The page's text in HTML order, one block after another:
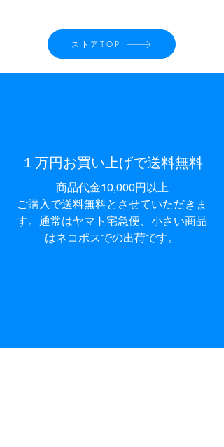
ストアTOP
１万円お買い上げで送料無料​
商品代金10,000円以上
ご購入で送料無料とさせていただきま
す。通常はヤマト宅急便、小さい商品
はネコポスでの出荷です。